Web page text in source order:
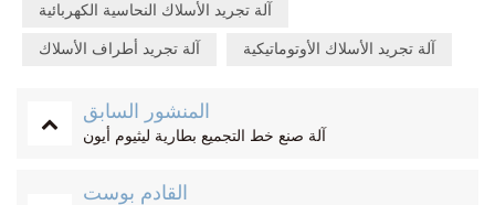
آلة تجريد الأسلاك النحاسية الكهربائية
آلة تجريد أطراف الأسلاك آلة تجريد الأسلاك الأوتوماتيكية
المنشور السابق
آلة صنع خط التجميع بطارية ليثيوم أيون
القادم بوست